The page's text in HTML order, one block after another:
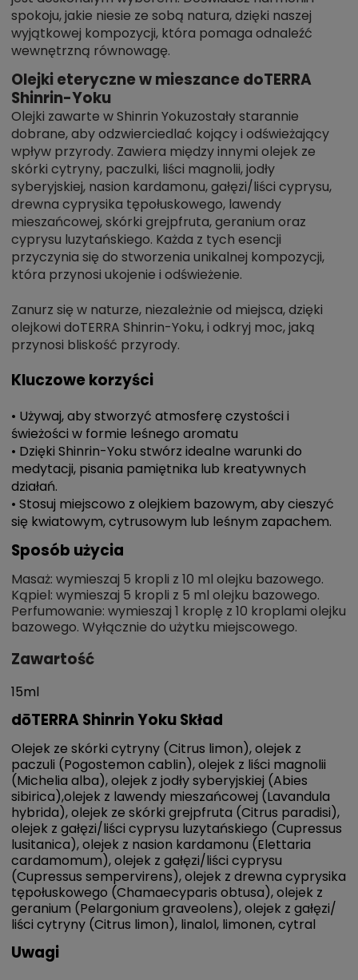
spokoju, jakie niesie ze sobą natura, dzięki naszej
wyjątkowej kompozycji, która pomaga odnaleźć
wewnętrzną równowagę.
Olejki eteryczne w mieszance doTERRA
Shinrin-Yoku
Olejki zawarte w Shinrin Yokuzostały starannie
dobrane, aby odzwierciedlać kojący i odświeżający
wpływ przyrody. Zawiera między innymi olejek ze
skórki cytryny, paczulki, liści magnolii, jodły
syberyjskiej, nasion kardamonu, gałęzi/liści cyprysu,
drewna cyprysika tępołuskowego, lawendy
mieszańcowej, skórki grejpfruta, geranium oraz
cyprysu luzytańskiego. Każda z tych esencji
przyczynia się do stworzenia unikalnej kompozycji,
która przynosi ukojenie i odświeżenie.
Zanurz się w naturze, niezależnie od miejsca, dzięki
olejkowi doTERRA Shinrin-Yoku, i odkryj moc, jaką
przynosi bliskość przyrody.
Kluczowe korzyści
• Używaj, aby stworzyć atmosferę czystości i
świeżości w formie leśnego aromatu
• Dzięki Shinrin-Yoku stwórz idealne warunki do
medytacji, pisania pamiętnika lub kreatywnych
działań.
• Stosuj miejscowo z olejkiem bazowym, aby cieszyć
się kwiatowym, cytrusowym lub leśnym zapachem.
Sposób użycia
Masaż: wymieszaj 5 kropli z 10 ml olejku bazowego.
Kąpiel: wymieszaj 5 kropli z 5 ml olejku bazowego.
Perfumowanie: wymieszaj 1 kroplę z 10 kroplami olejku
bazowego. Wyłącznie do użytku miejscowego.
Zawartość
15ml
dōTERRA Shinrin Yoku Skład
Olejek ze skórki cytryny (Citrus limon), olejek z
paczuli (Pogostemon cablin), olejek z liści magnolii
(Michelia alba), olejek z jodły syberyjskiej (Abies
sibirica),olejek z lawendy mieszańcowej (Lavandula
hybrida), olejek ze skórki grejpfruta (Citrus paradisi),
olejek z gałęzi/liści cyprysu luzytańskiego (Cupressus
lusitanica), olejek z nasion kardamonu (Elettaria
cardamomum), olejek z gałęzi/liści cyprysu
(Cupressus sempervirens), olejek z drewna cyprysika
tępołuskowego (Chamaecyparis obtusa), olejek z
geranium (Pelargonium graveolens), olejek z gałęzi/
liści cytryny (Citrus limon), linalol, limonen, cytral
Uwagi